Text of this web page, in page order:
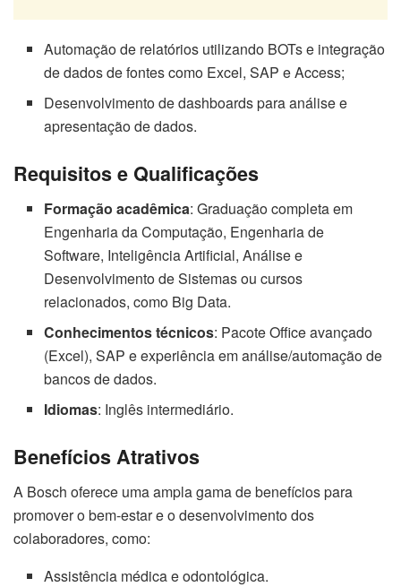
Automação de relatórios utilizando BOTs e integração
de dados de fontes como Excel, SAP e Access;
Desenvolvimento de dashboards para análise e
apresentação de dados.
Requisitos e Qualificações
Formação acadêmica: Graduação completa em
Engenharia da Computação, Engenharia de
Software, Inteligência Artificial, Análise e
Desenvolvimento de Sistemas ou cursos
relacionados, como Big Data.
Conhecimentos técnicos: Pacote Office avançado
(Excel), SAP e experiência em análise/automação de
bancos de dados.
Idiomas: Inglês intermediário.
Benefícios Atrativos
A Bosch oferece uma ampla gama de benefícios para
promover o bem-estar e o desenvolvimento dos
colaboradores, como:
Assistência médica e odontológica.